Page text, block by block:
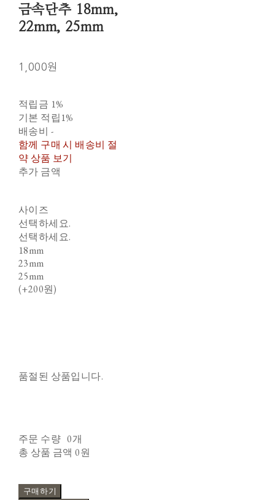
금속단추 18mm,
22mm, 25mm
1,000원
적립금 1%
기본 적립1%
배송비 -
함께 구매 시 배송비 절
약 상품 보기
추가 금액
사이즈
선택하세요.
선택하세요.
18mm
23mm
25mm
(+200원)
품절된 상품입니다.
주문 수량 0개
총 상품 금액 0원
구매하기